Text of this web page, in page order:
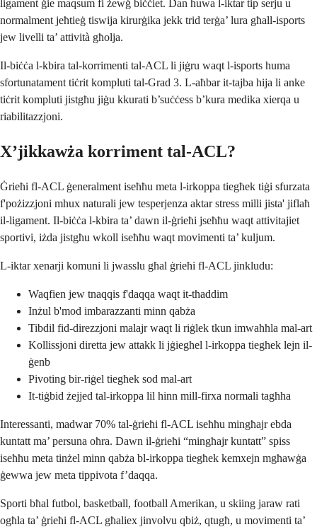
ligament ġie maqsum fi żewġ biċċiet. Dan huwa l-iktar tip serju u
normalment jeħtieġ tiswija kirurġika jekk trid terġa’ lura għall-isports
jew livelli ta’ attività għolja.
Il-biċċa l-kbira tal-korrimenti tal-ACL li jiġru waqt l-isports huma
sfortunatament tiċrit kompluti tal-Grad 3. L-aħbar it-tajba hija li anke
tiċrit kompluti jistgħu jiġu kkurati b’suċċess b’kura medika xierqa u
riabilitazzjoni.
X’jikkawża korriment tal-ACL?
Ġrieħi fl-ACL ġeneralment iseħħu meta l-irkoppa tiegħek tiġi sfurzata
f'pożizzjoni mhux naturali jew tesperjenza aktar stress milli jista' jiflaħ
il-ligament. Il-biċċa l-kbira ta’ dawn il-ġrieħi jseħħu waqt attivitajiet
sportivi, iżda jistgħu wkoll iseħħu waqt movimenti ta’ kuljum.
L-iktar xenarji komuni li jwasslu għal ġrieħi fl-ACL jinkludu:
Waqfien jew tnaqqis f'daqqa waqt it-tħaddim
Inżul b'mod imbarazzanti minn qabża
Tibdil fid-direzzjoni malajr waqt li riġlek tkun imwaħħla mal-art
Kollissjoni diretta jew attakk li jġiegħel l-irkoppa tiegħek lejn il-
ġenb
Pivoting bir-riġel tiegħek sod mal-art
It-tiġbid żejjed tal-irkoppa lil hinn mill-firxa normali tagħha
Interessanti, madwar 70% tal-ġrieħi fl-ACL iseħħu mingħajr ebda
kuntatt ma’ persuna oħra. Dawn il-ġrieħi “mingħajr kuntatt” spiss
iseħħu meta tinżel minn qabża bl-irkoppa tiegħek kemxejn mgħawġa
ġewwa jew meta tippivota f’daqqa.
Sporti bħal futbol, basketball, football Amerikan, u skiing jaraw rati
ogħla ta’ ġrieħi fl-ACL għaliex jinvolvu qbiż, qtugħ, u movimenti ta’